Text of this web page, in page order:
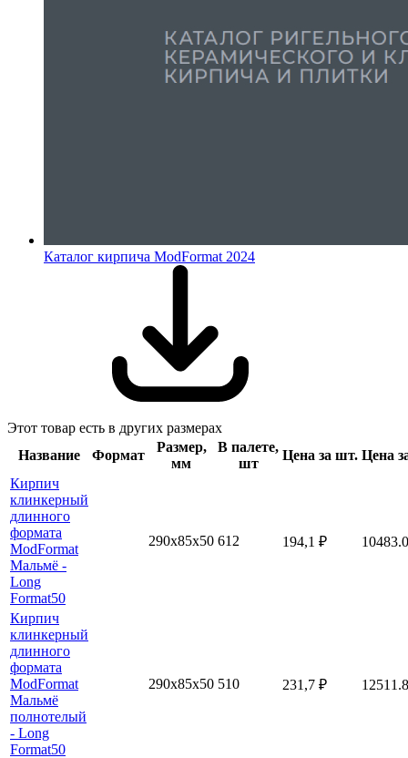
Каталог кирпича ModFormat 2024
Этот товар есть в других размерах
Название
Формат
Размер,
мм
В палете,
шт
Цена за шт. Цена
Кирпич
клинкерный
длинного
формата
ModFormat
Мальмё -
Long
Format50
290x85х50 612 194,1 ₽
Кирпич
клинкерный
длинного
формата
ModFormat
Мальмё
полнотелый
- Long
Format50
290x85х50 510 231,7 ₽